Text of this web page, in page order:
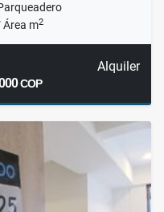
Área m2
Alquiler
COP